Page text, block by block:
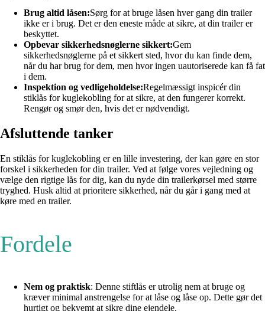
Brug altid låsen:Sørg for at bruge låsen hver gang din trailer
ikke er i brug. Det er den eneste måde at sikre, at din trailer er
beskyttet.
Opbevar sikkerhedsnøglerne sikkert:Gem
sikkerhedsnøglerne på et sikkert sted, hvor du kan finde dem,
når du har brug for dem, men hvor ingen uautoriserede kan få fat
i dem.
Inspektion og vedligeholdelse:Regelmæssigt inspicér din
stiklås for kuglekobling for at sikre, at den fungerer korrekt.
Rengør og smør den, hvis det er nødvendigt.
Afsluttende tanker
En stiklås for kuglekobling er en lille investering, der kan gøre en stor
forskel i sikkerheden for din trailer. Ved at følge vores vejledning og
vælge den rigtige lås for dig, kan du nyde din trailerkørsel med større
tryghed. Husk altid at prioritere sikkerhed, når du går i gang med at
køre med en trailer.
Fordele
Nem og praktisk: Denne stiftlås er utrolig nem at bruge og
kræver minimal anstrengelse for at låse og låse op. Dette gør det
hurtigt og bekvemt at sikre dine ejendele.